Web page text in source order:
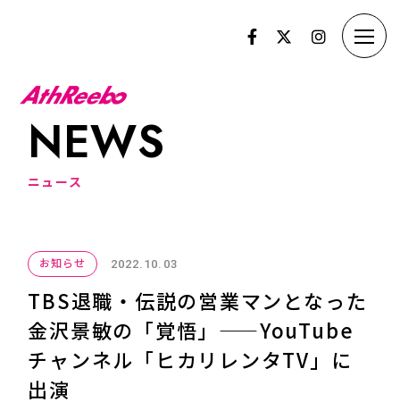
NEWS
ニ ュ ース
お知らせ 2022.10.03
TBS退職・伝説の営業マンとなった
金沢景敏の「覚悟」——YouTube
チャンネル「ヒカリレンタTV」に
出演